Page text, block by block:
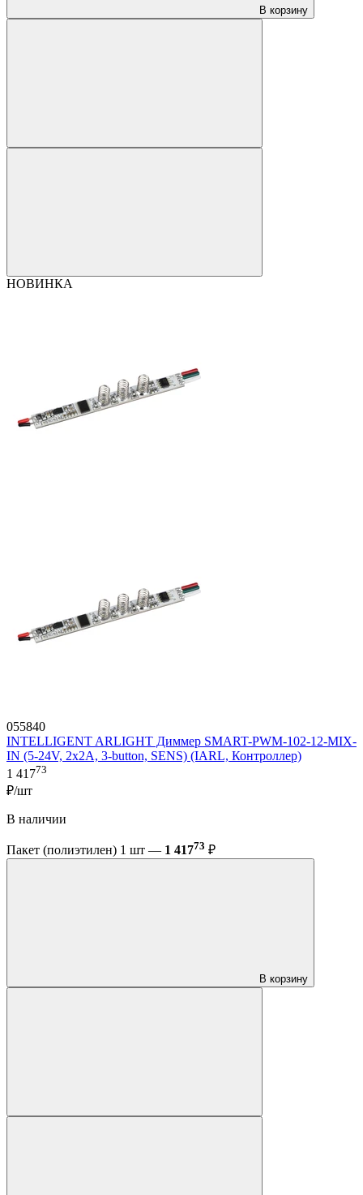
В корзину
НОВИНКА
055840
INTELLIGENT ARLIGHT Диммер SMART-PWM-102-12-MIX-
IN (5-24V, 2x2A, 3-button, SENS) (IARL, Контроллер)
1 41773
₽/шт
В наличии
Пакет (полиэтилен) 1 шт — 1 41773 ₽
В корзину